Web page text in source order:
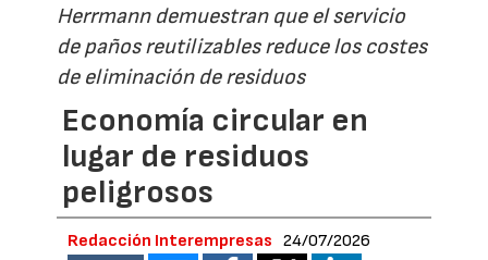
Herrmann demuestran que el servicio
de paños reutilizables reduce los costes
de eliminación de residuos
Economía circular en
lugar de residuos
peligrosos
Redacción Interempresas 24/07/2026